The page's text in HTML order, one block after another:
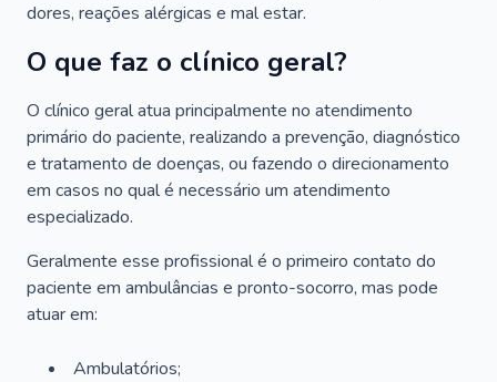
dores, reações alérgicas e mal estar.
O que faz o clínico geral?
O clínico geral atua principalmente no atendimento
primário do paciente, realizando a prevenção, diagnóstico
e tratamento de doenças, ou fazendo o direcionamento
em casos no qual é necessário um atendimento
especializado.
Geralmente esse profissional é o primeiro contato do
paciente em ambulâncias e pronto-socorro, mas pode
atuar em:
Ambulatórios;